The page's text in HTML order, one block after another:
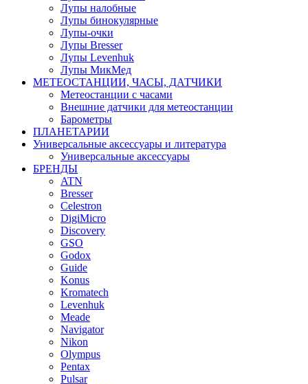
Лупы налобные
Лупы бинокулярные
Лупы-очки
Лупы Bresser
Лупы Levenhuk
Лупы МикМед
МЕТЕОСТАНЦИИ, ЧАСЫ, ДАТЧИКИ
Метеостанции с часами
Внешние датчики для метеостанции
Барометры
ПЛАНЕТАРИИ
Универсальные аксессуары и литература
Универсальные аксессуары
БРЕНДЫ
ATN
Bresser
Celestron
DigiMicro
Discovery
GSO
Godox
Guide
Konus
Kromatech
Levenhuk
Meade
Navigator
Nikon
Olympus
Pentax
Pulsar